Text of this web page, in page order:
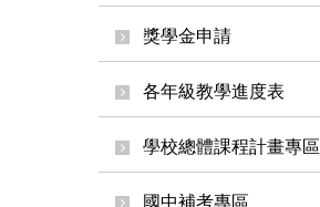
獎學金申請
各年級教學進度表
學校總體課程計畫專區
國中補考專區